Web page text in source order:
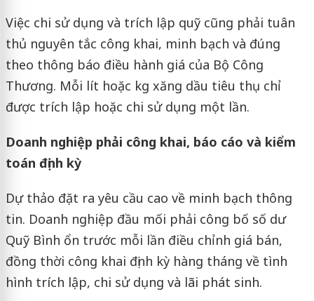
Việc chi sử dụng và trích lập quỹ cũng phải tuân
thủ nguyên tắc công khai, minh bạch và đúng
theo thông báo điều hành giá của Bộ Công
Thương. Mỗi lít hoặc kg xăng dầu tiêu thụ chỉ
được trích lập hoặc chi sử dụng một lần.
Doanh nghiệp phải công khai, báo cáo và kiểm
toán định kỳ
Dự thảo đặt ra yêu cầu cao về minh bạch thông
tin. Doanh nghiệp đầu mối phải công bố số dư
Quỹ Bình ổn trước mỗi lần điều chỉnh giá bán,
đồng thời công khai định kỳ hàng tháng về tình
hình trích lập, chi sử dụng và lãi phát sinh.